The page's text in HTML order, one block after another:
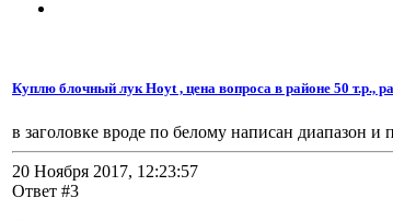
Куплю блочный лук Hoyt , цена вопроса в районе 50 т.р.,
в заголовке вроде по белому написан диапазон и
20 Ноября 2017, 12:23:57
Ответ #3